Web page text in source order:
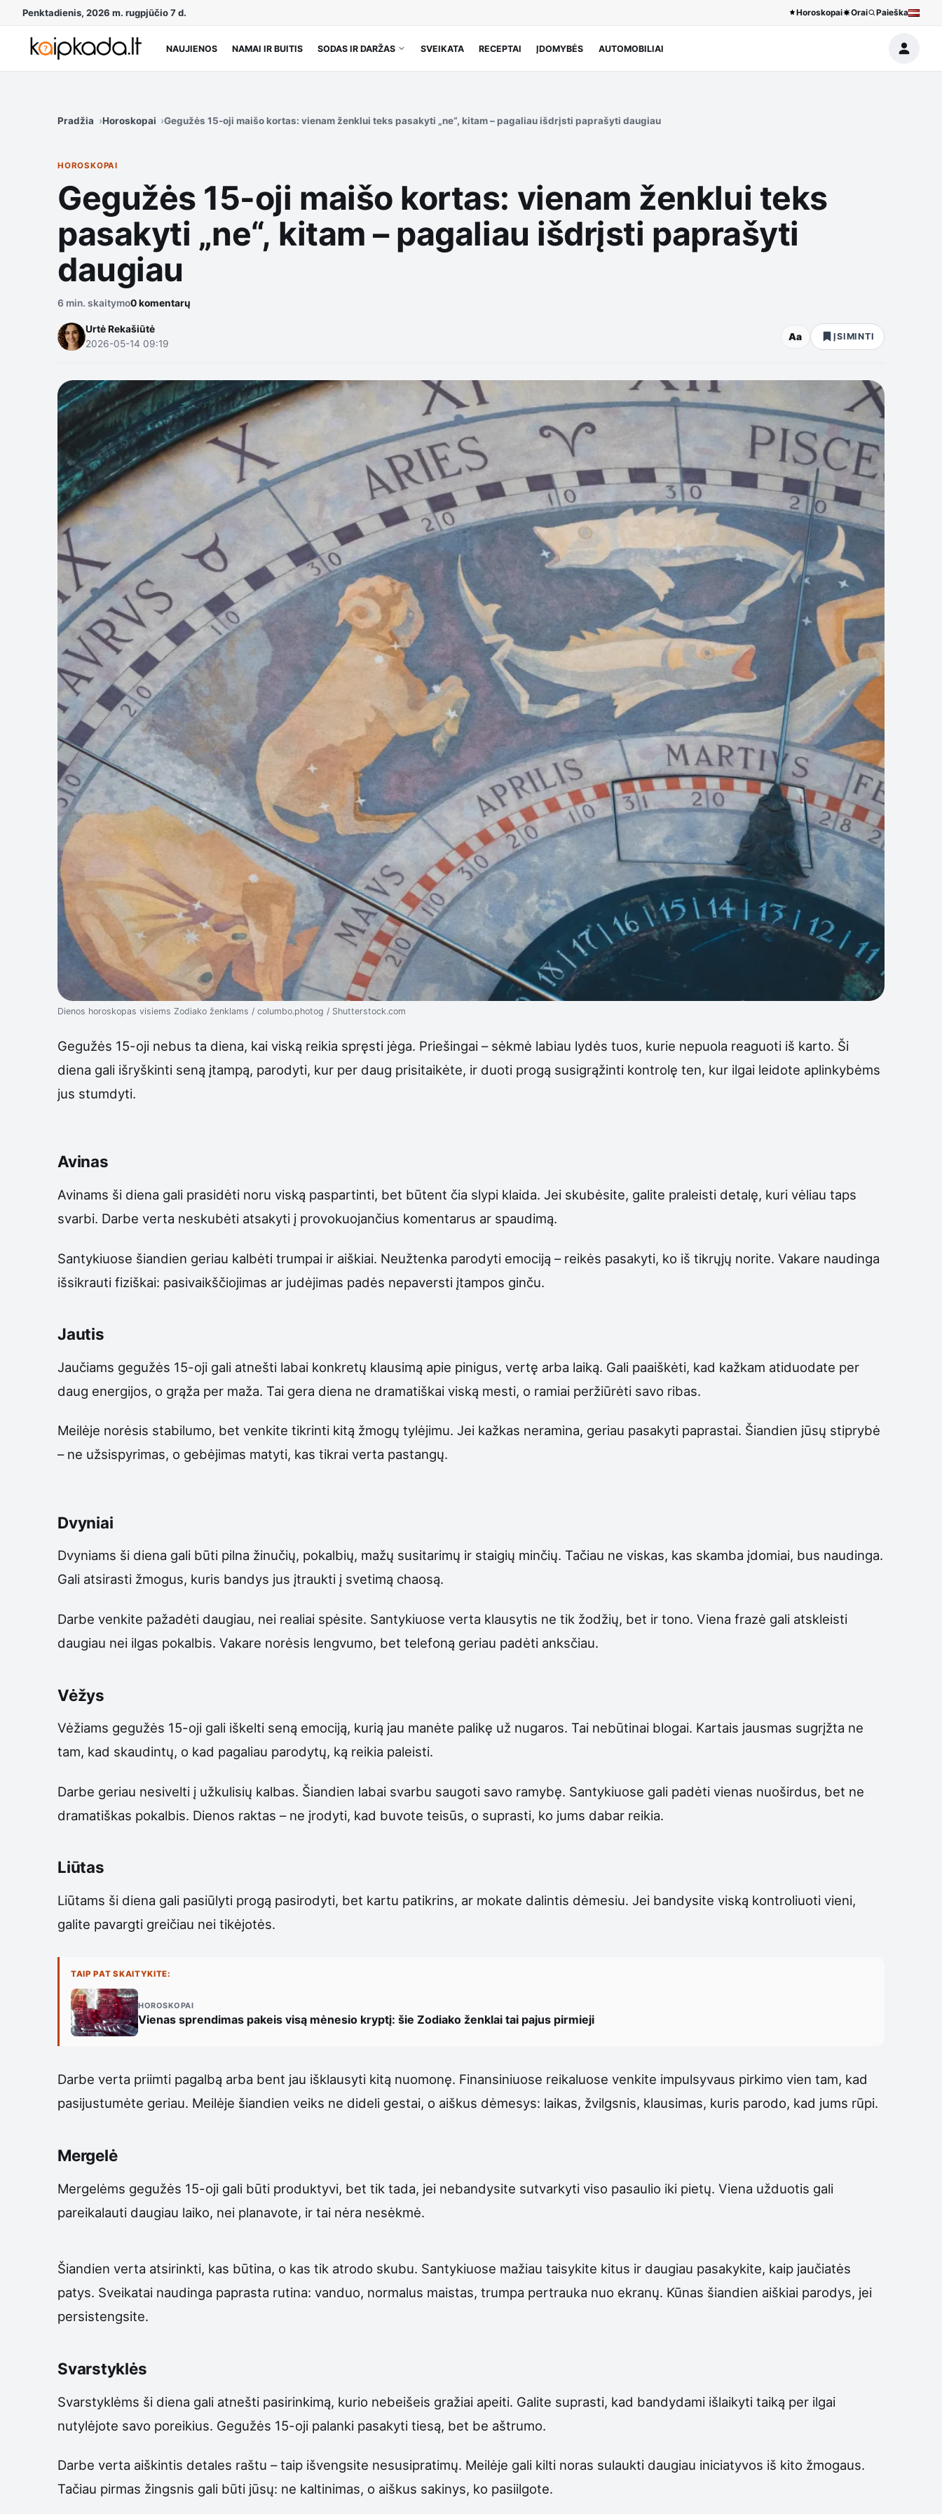
Penktadienis, 2026 m. rugpjūčio 7 d. Horoskopai Orai Paieška
NAUJIENOS NAMAI IR BUITIS SODAS IR DARŽAS SVEIKATA RECEPTAI ĮDOMYBĖS AUTOMOBILIAI
Pradžia Horoskopai Gegužės 15-oji maišo kortas: vienam ženklui teks pasakyti „ne“, kitam – pagaliau išdrįsti paprašyti daugiau
HOROSKOPAI
Gegužės 15-oji maišo kortas: vienam ženklui teks
pasakyti „ne“, kitam – pagaliau išdrįsti paprašyti
daugiau
6 min. skaitymo0 komentarų
Urtė Rekašiūtė
2026-05-14 09:19
Aa ĮSIMINTI
Dienos horoskopas visiems Zodiako ženklams / columbo.photog / Shutterstock.com
Gegužės 15-oji nebus ta diena, kai viską reikia spręsti jėga. Priešingai – sėkmė labiau lydės tuos, kurie nepuola reaguoti iš karto. Ši
diena gali išryškinti seną įtampą, parodyti, kur per daug prisitaikėte, ir duoti progą susigrąžinti kontrolę ten, kur ilgai leidote aplinkybėms
jus stumdyti.
Avinas
Avinams ši diena gali prasidėti noru viską paspartinti, bet būtent čia slypi klaida. Jei skubėsite, galite praleisti detalę, kuri vėliau taps
svarbi. Darbe verta neskubėti atsakyti į provokuojančius komentarus ar spaudimą.
Santykiuose šiandien geriau kalbėti trumpai ir aiškiai. Neužtenka parodyti emociją – reikės pasakyti, ko iš tikrųjų norite. Vakare naudinga
išsikrauti fiziškai: pasivaikščiojimas ar judėjimas padės nepaversti įtampos ginču.
Jautis
Jaučiams gegužės 15-oji gali atnešti labai konkretų klausimą apie pinigus, vertę arba laiką. Gali paaiškėti, kad kažkam atiduodate per
daug energijos, o grąža per maža. Tai gera diena ne dramatiškai viską mesti, o ramiai peržiūrėti savo ribas.
Meilėje norėsis stabilumo, bet venkite tikrinti kitą žmogų tylėjimu. Jei kažkas neramina, geriau pasakyti paprastai. Šiandien jūsų stiprybė
– ne užsispyrimas, o gebėjimas matyti, kas tikrai verta pastangų.
Dvyniai
Dvyniams ši diena gali būti pilna žinučių, pokalbių, mažų susitarimų ir staigių minčių. Tačiau ne viskas, kas skamba įdomiai, bus naudinga.
Gali atsirasti žmogus, kuris bandys jus įtraukti į svetimą chaosą.
Darbe venkite pažadėti daugiau, nei realiai spėsite. Santykiuose verta klausytis ne tik žodžių, bet ir tono. Viena frazė gali atskleisti
daugiau nei ilgas pokalbis. Vakare norėsis lengvumo, bet telefoną geriau padėti anksčiau.
Vėžys
Vėžiams gegužės 15-oji gali iškelti seną emociją, kurią jau manėte palikę už nugaros. Tai nebūtinai blogai. Kartais jausmas sugrįžta ne
tam, kad skaudintų, o kad pagaliau parodytų, ką reikia paleisti.
Darbe geriau nesivelti į užkulisių kalbas. Šiandien labai svarbu saugoti savo ramybę. Santykiuose gali padėti vienas nuoširdus, bet ne
dramatiškas pokalbis. Dienos raktas – ne įrodyti, kad buvote teisūs, o suprasti, ko jums dabar reikia.
Liūtas
Liūtams ši diena gali pasiūlyti progą pasirodyti, bet kartu patikrins, ar mokate dalintis dėmesiu. Jei bandysite viską kontroliuoti vieni,
galite pavargti greičiau nei tikėjotės.
TAIP PAT SKAITYKITE:
HOROSKOPAI
Vienas sprendimas pakeis visą mėnesio kryptį: šie Zodiako ženklai tai pajus pirmieji
Darbe verta priimti pagalbą arba bent jau išklausyti kitą nuomonę. Finansiniuose reikaluose venkite impulsyvaus pirkimo vien tam, kad
pasijustumėte geriau. Meilėje šiandien veiks ne dideli gestai, o aiškus dėmesys: laikas, žvilgsnis, klausimas, kuris parodo, kad jums rūpi.
Mergelė
Mergelėms gegužės 15-oji gali būti produktyvi, bet tik tada, jei nebandysite sutvarkyti viso pasaulio iki pietų. Viena užduotis gali
pareikalauti daugiau laiko, nei planavote, ir tai nėra nesėkmė.
Šiandien verta atsirinkti, kas būtina, o kas tik atrodo skubu. Santykiuose mažiau taisykite kitus ir daugiau pasakykite, kaip jaučiatės
patys. Sveikatai naudinga paprasta rutina: vanduo, normalus maistas, trumpa pertrauka nuo ekranų. Kūnas šiandien aiškiai parodys, jei
persistengsite.
Svarstyklės
Svarstyklėms ši diena gali atnešti pasirinkimą, kurio nebeišeis gražiai apeiti. Galite suprasti, kad bandydami išlaikyti taiką per ilgai
nutylėjote savo poreikius. Gegužės 15-oji palanki pasakyti tiesą, bet be aštrumo.
Darbe verta aiškintis detales raštu – taip išvengsite nesusipratimų. Meilėje gali kilti noras sulaukti daugiau iniciatyvos iš kito žmogaus.
Tačiau pirmas žingsnis gali būti jūsų: ne kaltinimas, o aiškus sakinys, ko pasiilgote.